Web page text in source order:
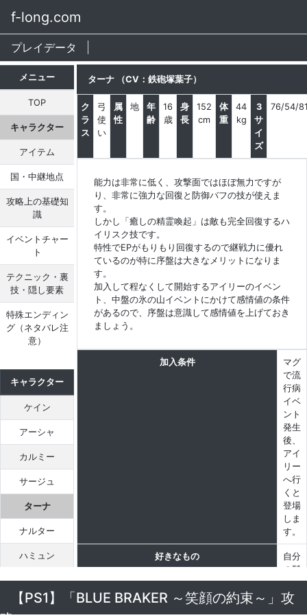
f-long.com
プレイデータ
メニュー
TOP
キャラクター
アイテム
国・中継地点
攻略上の基礎知
識
イベントチャー
ト
テクニック・裏
技・隠し要素
特殊エンディン
グ（ネタバレ注
意）
キャラクター
ケイン
アーシャ
カルミー
サージュ
ターナ
ナルター
ハミュン
マヤ
ヤーム
ターナ （CV：鉄砲塚葉子）
ク
ラ
ス
弓
使
い
属
性
地
年
齢
16
歳
身
長
152
cm
体
重
44
kg
3
サ
イ
ズ
76/54/
能力は非常に低く、攻撃面ではほぼ無力ですが
り、非常に強力な回復と防御バフの技が使えま
す。
しかし「癒しの精霊喚起」は敵も完全回復するハ
イリスク技です。
特性でEPがもりもり回復するので継戦力に優れ
ているのが特に序盤は大きなメリットになりま
す。
加入して程なくして開始するアイリーのイベン
ト、中盤の氷の山イベントにかけて感情値の条件
があるので、序盤は意識して感情値を上げておき
ましょう。
加入条件
マグ
で流
行病
イベ
ント
発生
後、
アイ
リー
へ行
くと
登場
しま
す。
好きなもの
自分
の髪
の毛
嫌いなもの 自然
【PS1】「BLUE BRAKER ～笑顔の約束～」攻